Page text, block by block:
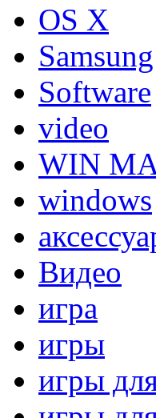
OS X
Samsung
Software
video
WIN
windows
Видео
игра
игры
игры